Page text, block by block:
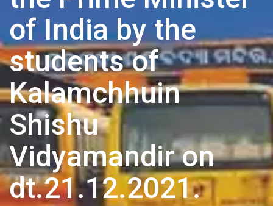
of India by the
students of
Kalamchhuin
Shishu
Vidyamandir on
dt.21.12.2021.